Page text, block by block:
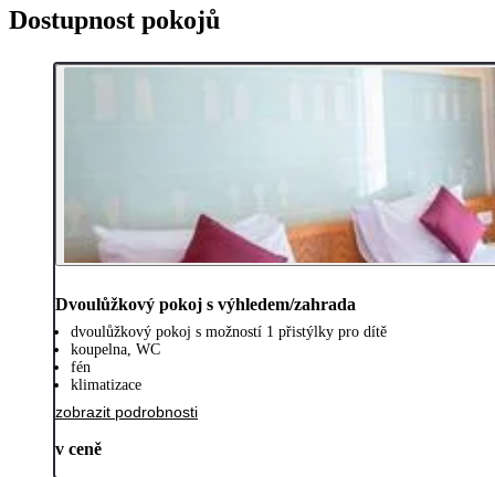
Dostupnost pokojů
Dvoulůžkový pokoj s výhledem/zahrada
dvoulůžkový pokoj s možností 1 přistýlky pro dítě
koupelna, WC
fén
klimatizace
zobrazit podrobnosti
v ceně